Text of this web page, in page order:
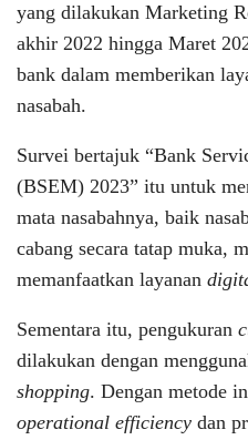
yang dilakukan Marketing
akhir 2022 hingga Maret
bank dalam memberikan
nasabah.
Survei bertajuk “Bank
(BSEM) 2023” itu untuk
mata nasabahnya, baik
cabang secara tatap muka,
memanfaatkan layanan
Sementara itu, pengukuran
dilakukan dengan
shopping. Dengan metode
operational efficiency dan